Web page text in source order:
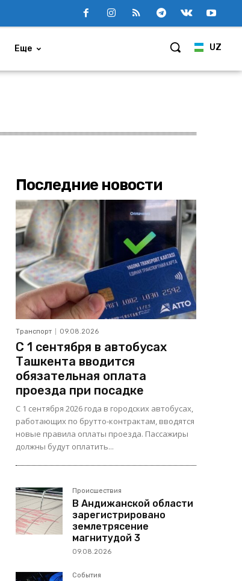
UZ
Еще
Последние новости
Транспорт 09.08.2026
С 1 сентября в автобусах
Ташкента вводится
обязательная оплата
проезда при посадке
С 1 сентября 2026 года в городских автобусах,
работающих по брутто-контрактам, вводятся
новые правила оплаты проезда. Пассажиры
должны будут оплатить...
Происшествия
В Андижанской области
зарегистрировано
землетрясение
магнитудой 3
09.08.2026
События